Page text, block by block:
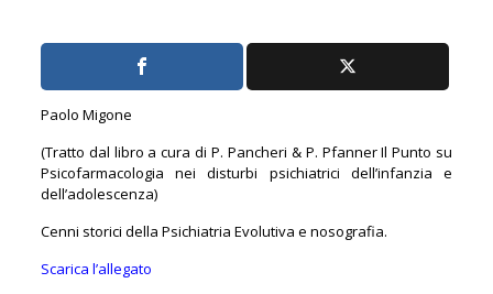
Paolo Migone
(Tratto dal libro a cura di P. Pancheri & P. Pfanner Il Punto su
Psicofarmacologia nei disturbi psichiatrici dell’infanzia e
dell’adolescenza)
Cenni storici della Psichiatria Evolutiva e nosografia.
Scarica l’allegato